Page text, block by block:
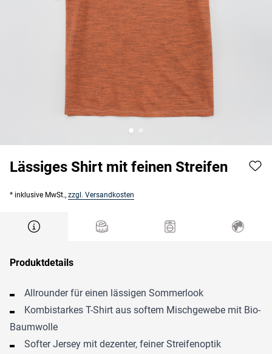
Lässiges Shirt mit feinen Streifen
* inklusive MwSt., zzgl. Versandkosten
Produktdetails
Allrounder für einen lässigen Sommerlook
Kombistarkes T-Shirt aus softem Mischgewebe mit Bio-
Baumwolle
Softer Jersey mit dezenter, feiner Streifenoptik